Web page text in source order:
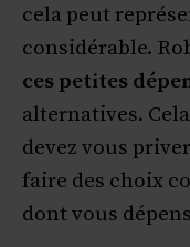
cela peut
considérable.
ces petites
alternatives.
devez vous
faire des choix
dont vous